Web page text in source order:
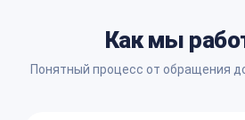
Как мы
Понятный процесс от обращения